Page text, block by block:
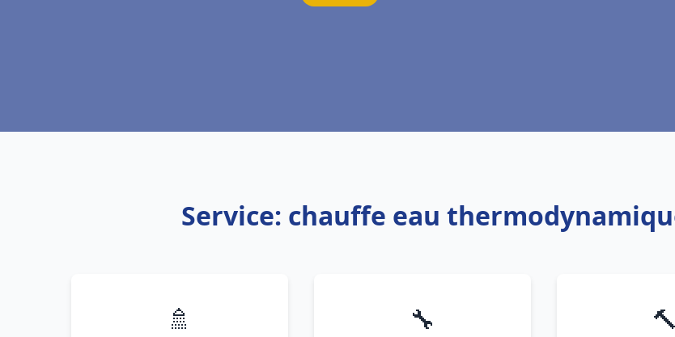
Service: chauffe eau
🚿 🔧 🔨